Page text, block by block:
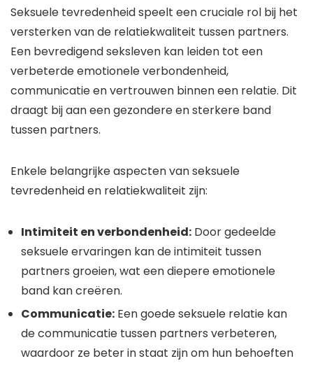
Seksuele tevredenheid speelt een cruciale rol bij het
versterken van de relatiekwaliteit tussen partners.
Een bevredigend seksleven kan leiden tot een
verbeterde emotionele verbondenheid,
communicatie en vertrouwen binnen een relatie. Dit
draagt bij aan een gezondere en sterkere band
tussen partners.
Enkele belangrijke aspecten van seksuele
tevredenheid en relatiekwaliteit zijn:
Intimiteit en verbondenheid: Door gedeelde
seksuele ervaringen kan de intimiteit tussen
partners groeien, wat een diepere emotionele
band kan creëren.
Communicatie: Een goede seksuele relatie kan
de communicatie tussen partners verbeteren,
waardoor ze beter in staat zijn om hun behoeften